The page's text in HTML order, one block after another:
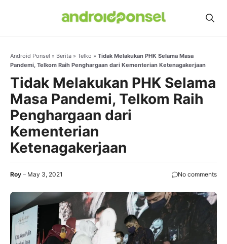
Android Ponsel » Berita » Telko » Tidak Melakukan PHK Selama Masa
Pandemi, Telkom Raih Penghargaan dari Kementerian Ketenagakerjaan
Tidak Melakukan PHK Selama
Masa Pandemi, Telkom Raih
Penghargaan dari
Kementerian
Ketenagakerjaan
Roy May 3, 2021 No comments